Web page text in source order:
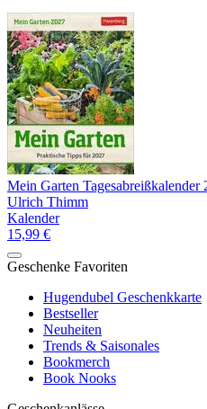
Mein Garten
Ulrich Thimm
Kalender
15,99 €
Geschenke Favoriten
Hugendubel Geschenkkarte
Bestseller
Neuheiten
Trends & Saisonales
Bookmerch
Book Nooks